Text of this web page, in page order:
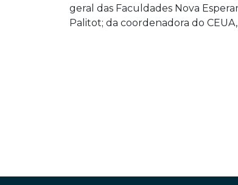
geral das Faculdades Nova
Palitot; da coordenadora do